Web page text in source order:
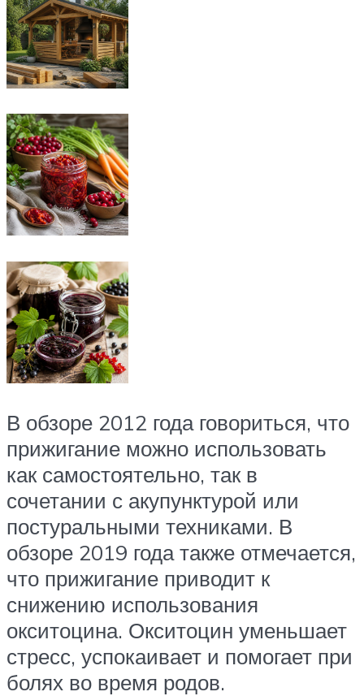
В обзоре 2012 года говориться, что
прижигание можно использовать
как самостоятельно, так в
сочетании с акупунктурой или
постуральными техниками. В
обзоре 2019 года также отмечается,
что прижигание приводит к
снижению использования
окситоцина. Окситоцин уменьшает
стресс, успокаивает и помогает при
болях во время родов.